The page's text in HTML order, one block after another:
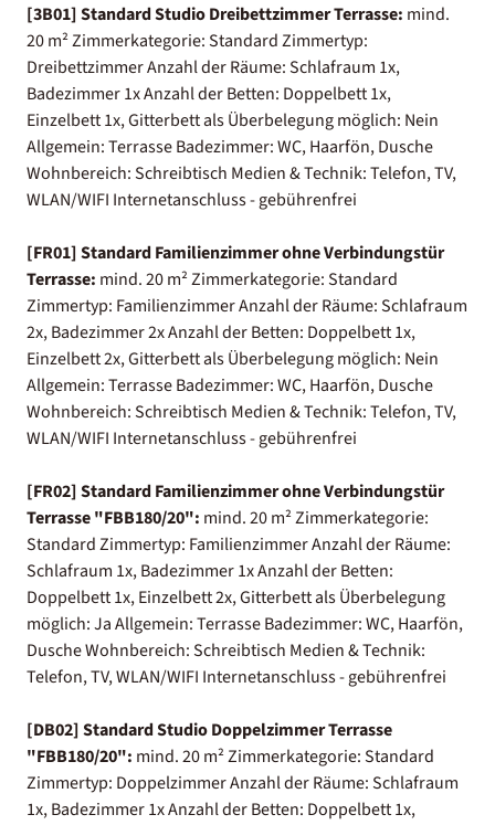
[3B01] Standard Studio Dreibettzimmer Terrasse: mind.
20 m² Zimmerkategorie: Standard Zimmertyp:
Dreibettzimmer Anzahl der Räume: Schlafraum 1x,
Badezimmer 1x Anzahl der Betten: Doppelbett 1x,
Einzelbett 1x, Gitterbett als Überbelegung möglich: Nein
Allgemein: Terrasse Badezimmer: WC, Haarfön, Dusche
Wohnbereich: Schreibtisch Medien & Technik: Telefon, TV,
WLAN/WIFI Internetanschluss - gebührenfrei
[FR01] Standard Familienzimmer ohne Verbindungstür
Terrasse: mind. 20 m² Zimmerkategorie: Standard
Zimmertyp: Familienzimmer Anzahl der Räume: Schlafraum
2x, Badezimmer 2x Anzahl der Betten: Doppelbett 1x,
Einzelbett 2x, Gitterbett als Überbelegung möglich: Nein
Allgemein: Terrasse Badezimmer: WC, Haarfön, Dusche
Wohnbereich: Schreibtisch Medien & Technik: Telefon, TV,
WLAN/WIFI Internetanschluss - gebührenfrei
[FR02] Standard Familienzimmer ohne Verbindungstür
Terrasse "FBB180/20": mind. 20 m² Zimmerkategorie:
Standard Zimmertyp: Familienzimmer Anzahl der Räume:
Schlafraum 1x, Badezimmer 1x Anzahl der Betten:
Doppelbett 1x, Einzelbett 2x, Gitterbett als Überbelegung
möglich: Ja Allgemein: Terrasse Badezimmer: WC, Haarfön,
Dusche Wohnbereich: Schreibtisch Medien & Technik:
Telefon, TV, WLAN/WIFI Internetanschluss - gebührenfrei
[DB02] Standard Studio Doppelzimmer Terrasse
"FBB180/20": mind. 20 m² Zimmerkategorie: Standard
Zimmertyp: Doppelzimmer Anzahl der Räume: Schlafraum
1x, Badezimmer 1x Anzahl der Betten: Doppelbett 1x,